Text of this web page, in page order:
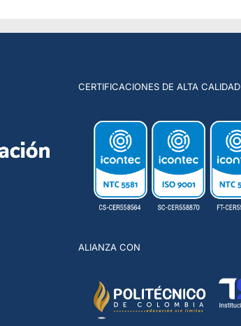
CERTIFICACIONES DE ALTA CALIDAD
ALIANZA CON